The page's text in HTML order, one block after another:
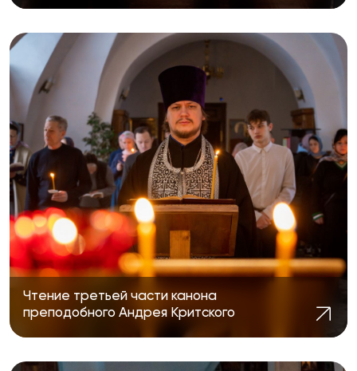
Чтение третьей части канона
преподобного Андрея Критского